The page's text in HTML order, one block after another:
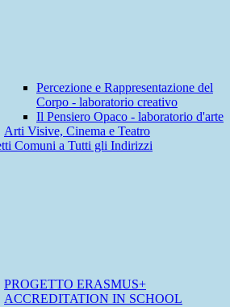
Percezione e Rappresentazione del
Corpo - laboratorio creativo
Il Pensiero Opaco - laboratorio d'arte
Arti Visive, Cinema e Teatro
Comuni a Tutti gli Indirizzi
PROGETTO ERASMUS+
ACCREDITATION IN SCHOOL